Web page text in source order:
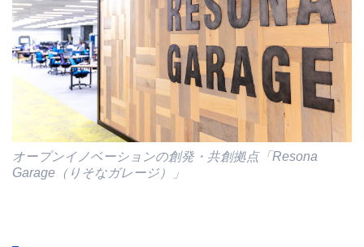
オープンイノベーションの創発・共創拠点「Resona
Garage（りそなガレージ）」